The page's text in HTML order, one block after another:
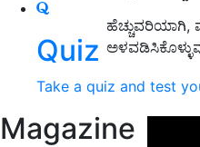
Quiz
Take a quiz and test
Magazine
ಹೆಚ್ಚುವರಿಯಾಗಿ,